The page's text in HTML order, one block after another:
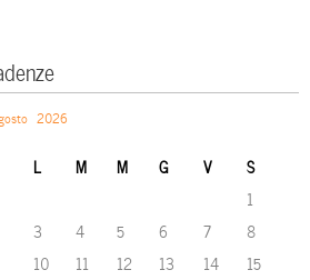
2026
L M M G V
S
1
3
4 5 6 7
8
10
11 12 13 14 15